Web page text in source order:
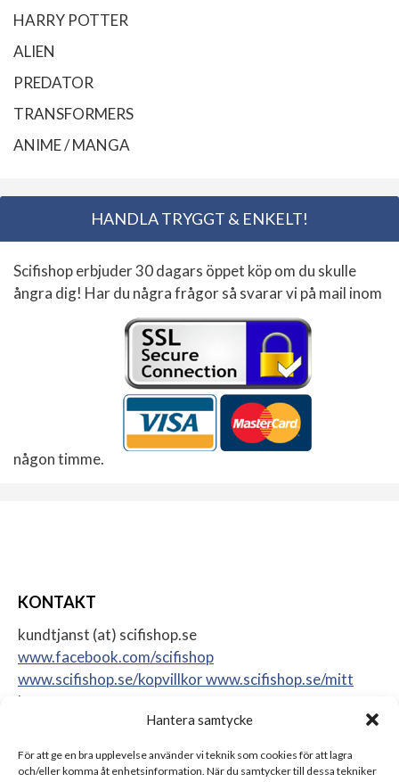
Hantera samtycke
För att ge en bra upplevelse använder vi teknik som cookies för att lagra
och/eller komma åt enhetsinformation. När du samtycker till dessa tekniker
HARRY POTTER
ALIEN
PREDATOR
TRANSFORMERS
ANIME / MANGA
HANDLA TRYGGT & ENKELT!
Scifishop erbjuder 30 dagars öppet köp om du skulle
ångra dig! Har du några frågor så svarar vi på mail inom
någon timme.
KONTAKT
kundtjanst (at) scifishop.se
www.facebook.com/scifishop
www.scifishop.se/kopvillkorwww.scifishop.se/mitt
konto
Sweden